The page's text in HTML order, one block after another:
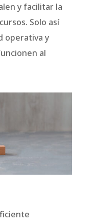
y facilitar la
Solo así
operativa y
al